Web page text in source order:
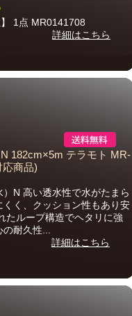
1点 MR0141708
詳細はこちら
182cm×5m テラモト MR-
応商品)
N 高い透水性で水がたまら
く、クッション性もあり安
たループ構造でヘタリに強
耐久性...
詳細はこちら